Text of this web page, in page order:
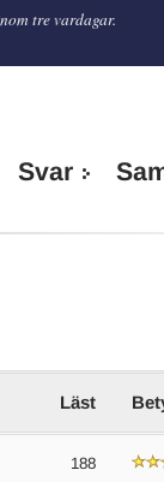
tre vardagar.
Svar
Läst
188